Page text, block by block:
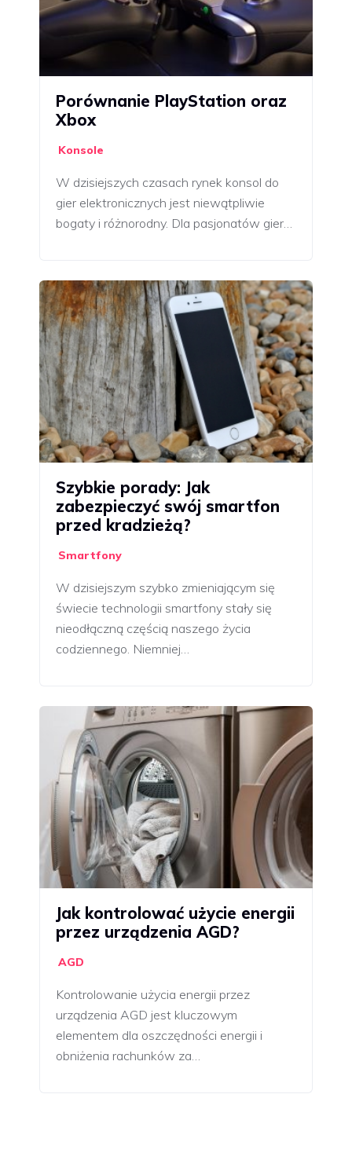
Porównanie PlayStation oraz
Xbox
Konsole
W dzisiejszych czasach rynek konsol do
gier elektronicznych jest niewątpliwie
bogaty i różnorodny. Dla pasjonatów gier…
Szybkie porady: Jak
zabezpieczyć swój smartfon
przed kradzieżą?
Smartfony
W dzisiejszym szybko zmieniającym się
świecie technologii smartfony stały się
nieodłączną częścią naszego życia
codziennego. Niemniej…
Jak kontrolować użycie energii
przez urządzenia AGD?
AGD
Kontrolowanie użycia energii przez
urządzenia AGD jest kluczowym
elementem dla oszczędności energii i
obniżenia rachunków za…